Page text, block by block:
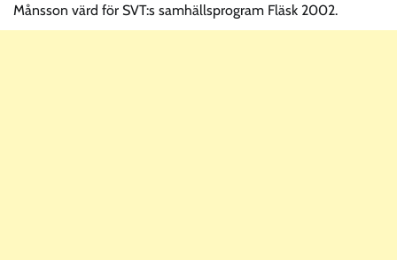
Månsson värd för SVT:s samhällsprogram Fläsk 2002.